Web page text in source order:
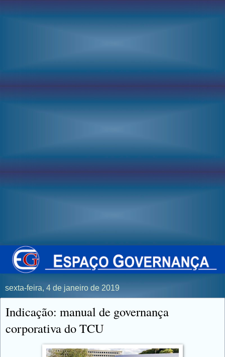
sexta-feira, 4 de janeiro de 2019
Indicação: manual de governança
corporativa do TCU